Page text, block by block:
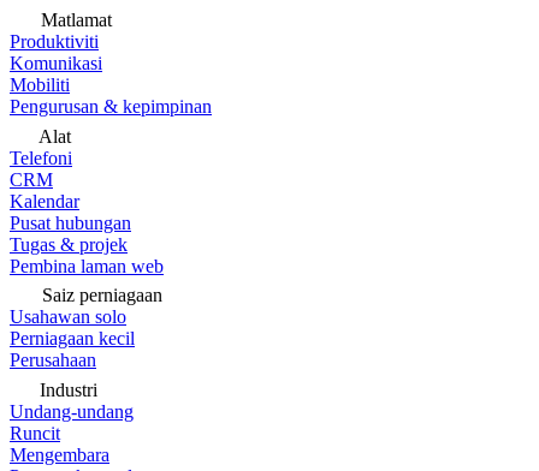
Matlamat
Produktiviti
Komunikasi
Mobiliti
Pengurusan & kepimpinan
Alat
Telefoni
CRM
Kalendar
Pusat hubungan
Tugas & projek
Pembina laman web
Saiz perniagaan
Usahawan solo
Perniagaan kecil
Perusahaan
Industri
Undang-undang
Runcit
Mengembara